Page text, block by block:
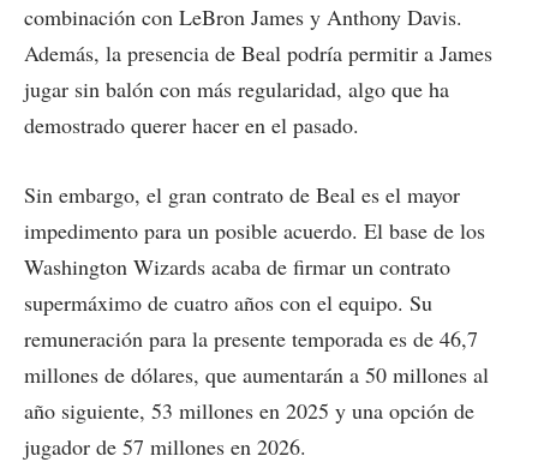
combinación con LeBron James y Anthony Davis.
Además, la presencia de Beal podría permitir a James
jugar sin balón con más regularidad, algo que ha
demostrado querer hacer en el pasado.
Sin embargo, el gran contrato de Beal es el mayor
impedimento para un posible acuerdo. El base de los
Washington Wizards acaba de firmar un contrato
supermáximo de cuatro años con el equipo. Su
remuneración para la presente temporada es de 46,7
millones de dólares, que aumentarán a 50 millones al
año siguiente, 53 millones en 2025 y una opción de
jugador de 57 millones en 2026.